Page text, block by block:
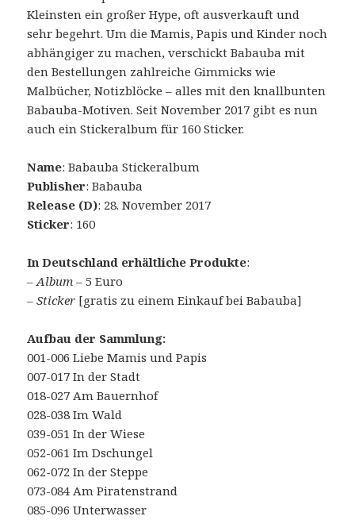
Kleinsten ein großer Hype, oft ausverkauft und
sehr begehrt. Um die Mamis, Papis und Kinder noch
abhängiger zu machen, verschickt Babauba mit
den Bestellungen zahlreiche Gimmicks wie
Malbücher, Notizblöcke – alles mit den knallbunten
Babauba-Motiven. Seit November 2017 gibt es nun
auch ein Stickeralbum für 160 Sticker.
Name: Babauba Stickeralbum
Publisher: Babauba
Release (D): 28. November 2017
Sticker: 160
In Deutschland erhältliche Produkte:
–Album – 5 Euro
– Sticker [gratis zu einem Einkauf bei Babauba]
Aufbau der Sammlung:
001-006 Liebe Mamis und Papis
007-017 In der Stadt
018-027 Am Bauernhof
028-038 Im Wald
039-051 In der Wiese
052-061 Im Dschungel
062-072 In der Steppe
073-084 Am Piratenstrand
085-096 Unterwasser